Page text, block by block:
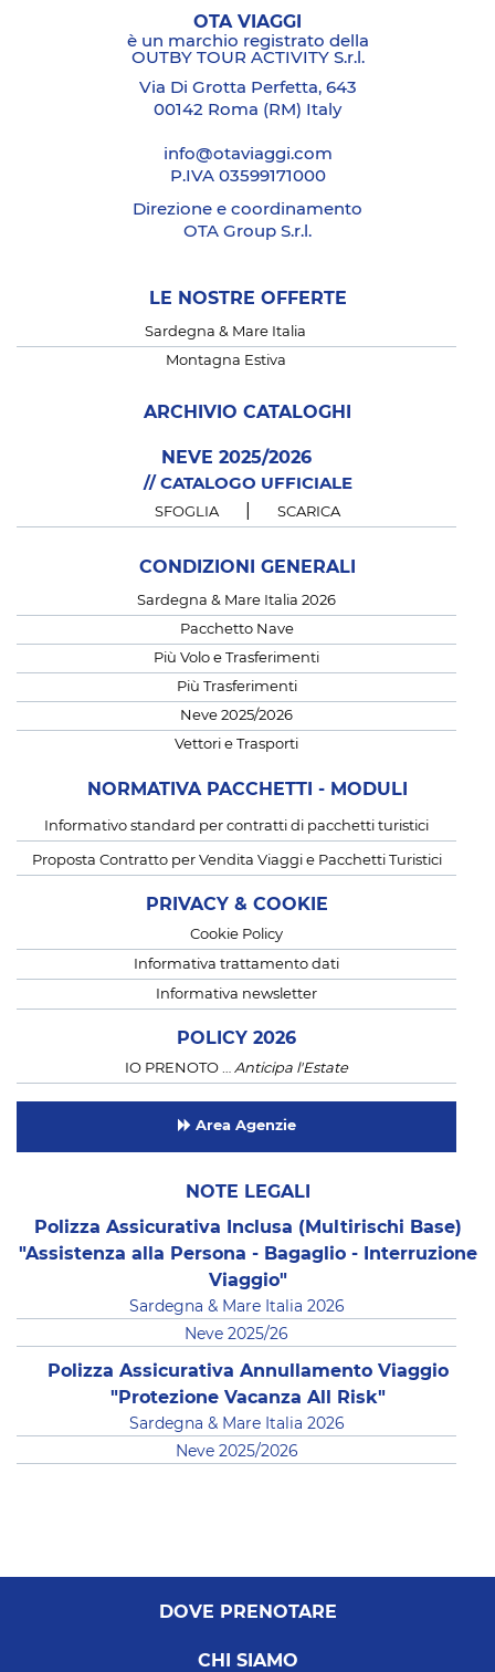
OTA VIAGGI
è un marchio registrato della
OUTBY TOUR ACTIVITY S.r.l.
Via Di Grotta Perfetta, 643
00142 Roma (RM) Italy
info@otaviaggi.com
P.IVA 03599171000
Direzione e coordinamento
OTA Group S.r.l.
LE NOSTRE OFFERTE
Sardegna & Mare Italia
Montagna Estiva
ARCHIVIO CATALOGHI
NEVE 2025/2026
// CATALOGO UFFICIALE
SFOGLIA SCARICA
CONDIZIONI GENERALI
Sardegna & Mare Italia 2026
Pacchetto Nave
Più Volo e Trasferimenti
Più Trasferimenti
Neve 2025/2026
Vettori e Trasporti
NORMATIVA PACCHETTI - MODULI
Informativo standard per contratti di pacchetti turistici
Proposta Contratto per Vendita Viaggi e Pacchetti Turistici
PRIVACY & COOKIE
Cookie Policy
Informativa trattamento dati
Informativa newsletter
POLICY 2026
IO PRENOTO … Anticipa l'Estate
Area Agenzie
NOTE LEGALI
Polizza Assicurativa Inclusa (Multirischi Base)
"Assistenza alla Persona - Bagaglio - Interruzione
Viaggio"
Sardegna & Mare Italia 2026
Neve 2025/26
Polizza Assicurativa Annullamento Viaggio
"Protezione Vacanza All Risk"
Sardegna & Mare Italia 2026
Neve 2025/2026
DOVE PRENOTARE
CHI SIAMO